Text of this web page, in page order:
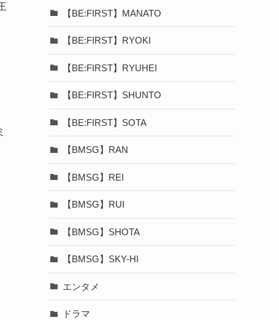
【BE:FIRST】MANATO
【BE:FIRST】RYOKI
【BE:FIRST】RYUHEI
【BE:FIRST】SHUNTO
【BE:FIRST】SOTA
【BMSG】RAN
【BMSG】REI
【BMSG】RUI
【BMSG】SHOTA
【BMSG】SKY-HI
エンタメ
ドラマ